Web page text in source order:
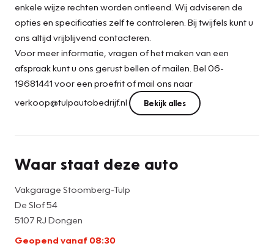
enkele wijze rechten worden ontleend. Wij adviseren de
opties en specificaties zelf te controleren. Bij twijfels kunt u
ons altijd vrijblijvend contacteren.
Voor meer informatie, vragen of het maken van een
afspraak kunt u ons gerust bellen of mailen. Bel 06-
19681441 voor een proefrit of mail ons naar
verkoop@tulpautobedrijf.nl
Bekijk alles
Waar staat deze auto
Vakgarage Stoomberg-Tulp
De Slof 54
5107 RJ Dongen
Geopend vanaf 08:30